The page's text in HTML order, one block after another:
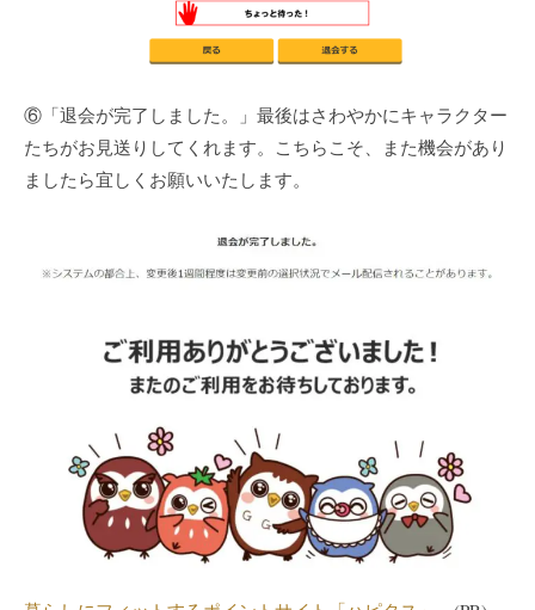
⑥「退会が完了しました。」最後はさわやかにキャラクター
たちがお見送りしてくれます。こちらこそ、また機会があり
ましたら宜しくお願いいたします。